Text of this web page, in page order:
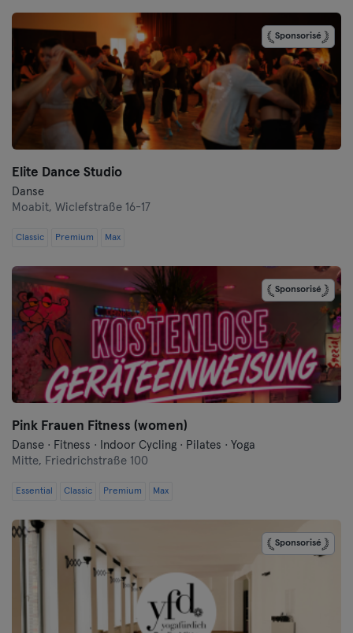
Sponsorisé
Elite Dance Studio
Danse
Moabit, Wiclefstraße 16-17
Classic Premium Max
Sponsorisé
Pink Frauen Fitness (women)
Danse · Fitness · Indoor Cycling · Pilates · Yoga
Mitte, Friedrichstraße 100
Essential Classic Premium Max
Sponsorisé
Darmstadt
Dortmund
Dresde
Duisbourg
Düsseldorf
Flensbourg
Francfort
Frankfurt an der Oder
Freiburg
Fulda
Hambourg
Hanau
Hanovre